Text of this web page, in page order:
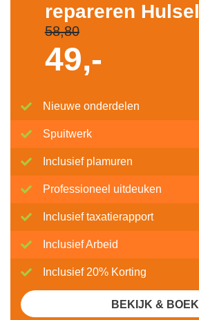
repareren Hulsel
58,80
49,-
Nieuwe onderdelen
Spuitwerk
Inclusief plamuren
Professioneel uitdeuken
Inclusief taxatierapport
Inclusief Arbeid
Inclusief 20% Korting
BEKIJK & BOEK